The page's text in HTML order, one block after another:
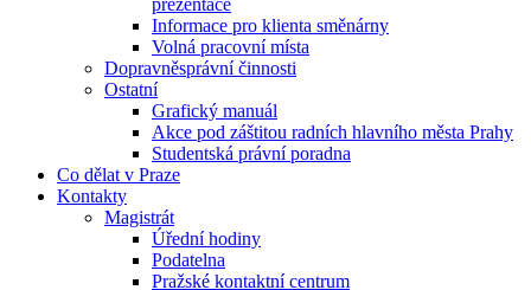
prezentace
Informace pro klienta směnárny
Volná pracovní místa
Dopravněsprávní činnosti
Ostatní
Grafický manuál
Akce pod záštitou radních hlavního města Prahy
Studentská právní poradna
Co dělat v Praze
Kontakty
Magistrát
Úřední hodiny
Podatelna
Pražské kontaktní centrum